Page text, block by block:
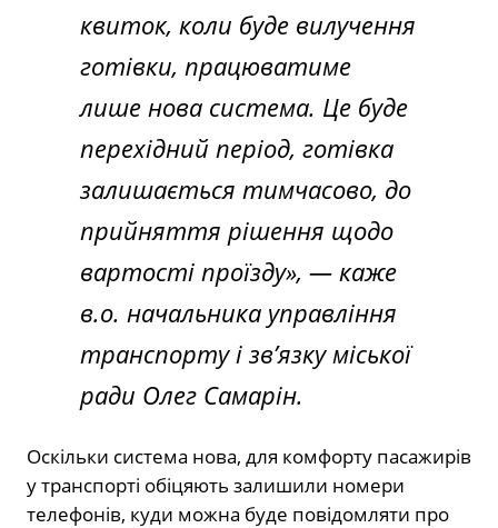
квиток, коли буде вилучення
готівки, працюватиме
лише нова система. Це буде
перехідний період, готівка
залишається тимчасово, до
прийняття рішення щодо
вартості проїзду», — каже
в.о. начальника управління
транспорту і зв’язку міської
ради Олег Самарін.
Оскільки система нова, для комфорту пасажирів
у транспорті обіцяють залишили номери
телефонів, куди можна буде повідомляти про